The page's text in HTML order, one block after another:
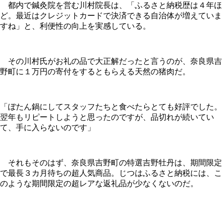
都内で鍼灸院を営む川村院長は、「ふるさと納税歴は４年ほ
ど。最近はクレジットカードで決済できる自治体が増えていま
すね」と、利便性の向上を実感している。
その川村氏がお礼の品で大正解だったと言うのが、奈良県吉
野町に１万円の寄付をするともらえる天然の猪肉だ。
「ぼたん鍋にしてスタッフたちと食べたらとても好評でした。
翌年もリピートしようと思ったのですが、品切れが続いてい
て、手に入らないのです」
それもそのはず、奈良県吉野町の特選吉野牡丹は、期間限定
で最長３カ月待ちの超人気商品。じつはふるさと納税には、こ
のような期間限定の超レアな返礼品が少なくないのだ。